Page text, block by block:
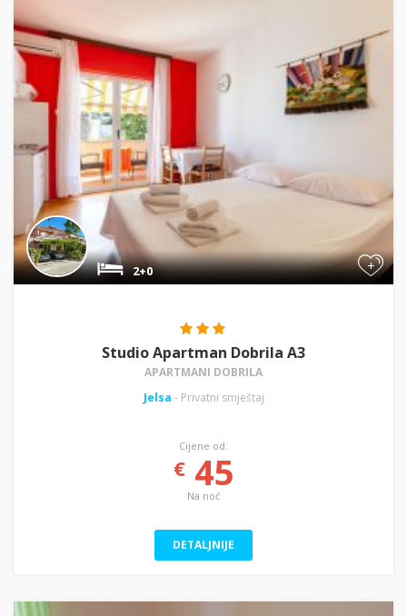
+
2+0
Studio Apartman Dobrila A3
APARTMANI DOBRILA
Jelsa - Privatni smještaj
Cijene od:
€45
Na noć
DETALJNIJE